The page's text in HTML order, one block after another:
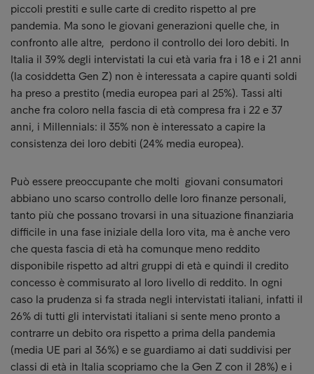
piccoli prestiti e sulle carte di credito rispetto al pre
pandemia. Ma sono le giovani generazioni quelle che, in
confronto alle altre, perdono il controllo dei loro debiti. In
Italia il 39% degli intervistati la cui età varia fra i 18 e i 21 anni
(la cosiddetta Gen Z) non è interessata a capire quanti soldi
ha preso a prestito (media europea pari al 25%). Tassi alti
anche fra coloro nella fascia di età compresa fra i 22 e 37
anni, i Millennials: il 35% non è interessato a capire la
consistenza dei loro debiti (24% media europea).
Può essere preoccupante che molti giovani consumatori
abbiano uno scarso controllo delle loro finanze personali,
tanto più che possano trovarsi in una situazione finanziaria
difficile in una fase iniziale della loro vita, ma è anche vero
che questa fascia di età ha comunque meno reddito
disponibile rispetto ad altri gruppi di età e quindi il credito
concesso è commisurato al loro livello di reddito. In ogni
caso la prudenza si fa strada negli intervistati italiani, infatti il
26% di tutti gli intervistati italiani si sente meno pronto a
contrarre un debito ora rispetto a prima della pandemia
(media UE pari al 36%) e se guardiamo ai dati suddivisi per
classi di età in Italia scopriamo che la Gen Z con il 28%) e i